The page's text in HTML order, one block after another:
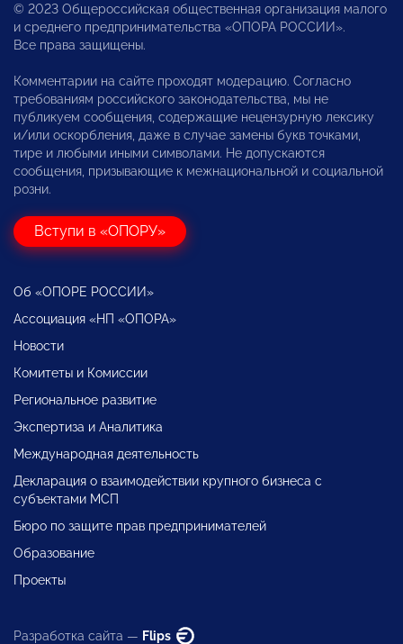
© 2023 Общероссийская общественная организация малого
и среднего предпринимательства «ОПОРА РОССИИ».
Все права защищены.
Комментарии на сайте проходят модерацию. Согласно
требованиям российского законодательства, мы не
публикуем сообщения, содержащие нецензурную лексику
и/или оскорбления, даже в случае замены букв точками,
тире и любыми иными символами. Не допускаются
сообщения, призывающие к межнациональной и социальной
розни.
Вступи в «ОПОРУ»
Об «ОПОРЕ РОССИИ»
Ассоциация «НП «ОПОРА»
Новости
Комитеты и Комиссии
Региональное развитие
Экспертиза и Аналитика
Международная деятельность
Декларация о взаимодействии крупного бизнеса с
субъектами МСП
Бюро по защите прав предпринимателей
Образование
Проекты
Разработка сайта — Flips